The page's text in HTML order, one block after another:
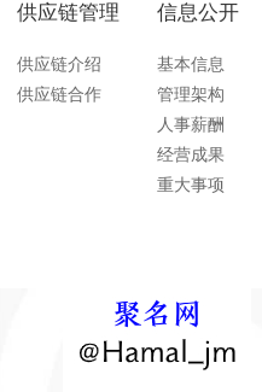
供应链管理
供应链介绍
供应链合作
信息公开
基本信息
管理架构
人事薪酬
经营成果
重大事项